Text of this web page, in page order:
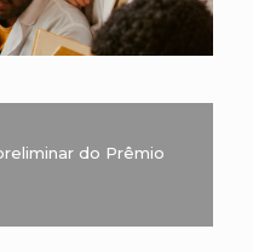
do Prêmio